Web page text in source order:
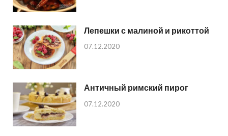
Лепешки с малиной и рикоттой
07.12.2020
Античный римский пирог
07.12.2020